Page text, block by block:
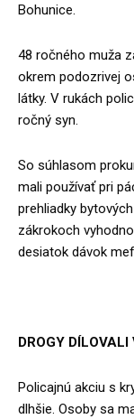
Bohunice.
48 ročného muža
okrem podozrivej
látky. V rukách
ročný syn.
So súhlasom
mali používať pri
prehliadky
zákrokoch
desiatok dávok
DROGY
Policajnú akciu s
dlhšie. Osoby sa